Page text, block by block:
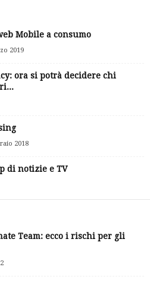
Mobile a consumo
2019
ora si potrà decidere chi
2018
di notizie e TV
Team: ecco i rischi per gli